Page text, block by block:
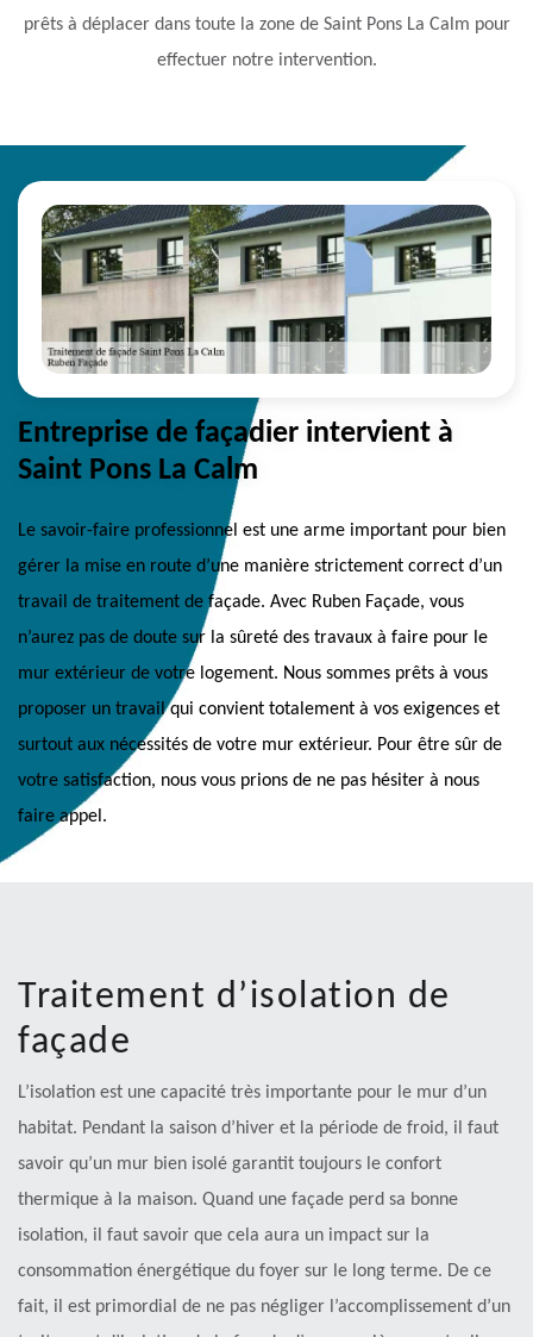
prêts à déplacer dans toute la zone de Saint Pons La Calm pour
effectuer notre intervention.
Entreprise de façadier intervient à
Saint Pons La Calm
Le savoir-faire professionnel est une arme important pour bien
gérer la mise en route d’une manière strictement correct d’un
travail de traitement de façade. Avec Ruben Façade, vous
n’aurez pas de doute sur la sûreté des travaux à faire pour le
mur extérieur de votre logement. Nous sommes prêts à vous
proposer un travail qui convient totalement à vos exigences et
surtout aux nécessités de votre mur extérieur. Pour être sûr de
votre satisfaction, nous vous prions de ne pas hésiter à nous
faire appel.
Traitement d’isolation de
façade
L’isolation est une capacité très importante pour le mur d’un
habitat. Pendant la saison d’hiver et la période de froid, il faut
savoir qu’un mur bien isolé garantit toujours le confort
thermique à la maison. Quand une façade perd sa bonne
isolation, il faut savoir que cela aura un impact sur la
consommation énergétique du foyer sur le long terme. De ce
fait, il est primordial de ne pas négliger l’accomplissement d’un